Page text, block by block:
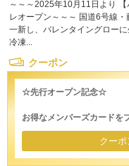
～～～2025年10月11日より
レオープン～～～ 国道6号線
一新し、バレンタイングロー
冷凍...
クーポン
☆先行オープン記念☆
お得なメンバーズカードを
クー